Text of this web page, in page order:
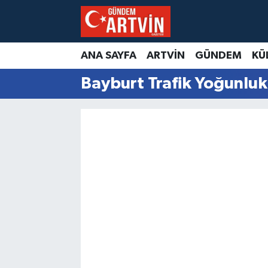
ANA SAYFA ARTVİN GÜNDEM
Bayburt Trafik